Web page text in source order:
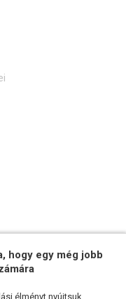
hogy egy még jobb
élményt nyújtsuk